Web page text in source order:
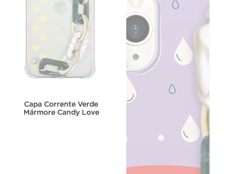
Capa Corrente Verde
Mármore Candy Love